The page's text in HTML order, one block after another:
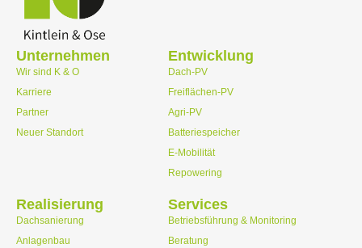
Unternehmen
Wir sind K & O
Karriere
Partner
Neuer Standort
Entwicklung
Dach-PV
Freiflächen-PV
Agri-PV
Batteriespeicher
E-Mobilität
Repowering
Realisierung
Dachsanierung
Anlagenbau
Services
Betriebsführung & Monitoring
Beratung